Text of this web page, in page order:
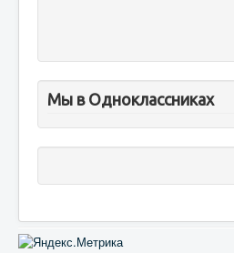
Мы в Одноклассниках